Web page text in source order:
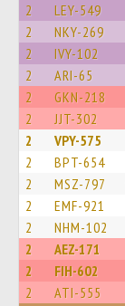
2 LEY-549
2 NKY-269
2 IVY-102
2 ARI-65
2 GKN-218
2 JJT-302
2 VPY-575
2 BPT-654
2 MSZ-797
2 EMF-921
2 NHM-102
2 AEZ-171
2 FIH-602
2 ATI-555